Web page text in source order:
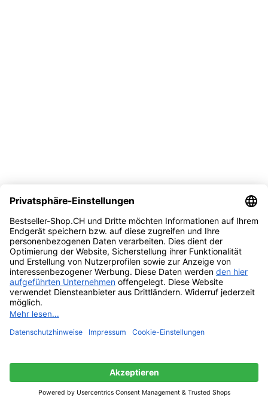
Vergleichen
Zur Wunschliste hinzufügen
aLLreli Universal Handyhalterung Magnet